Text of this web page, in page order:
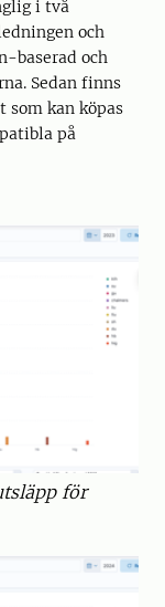
i två
och
baserad och
Sedan finns
kan köpas
på
för